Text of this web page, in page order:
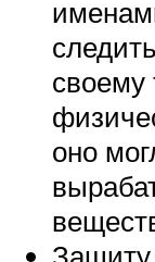
своему
оно